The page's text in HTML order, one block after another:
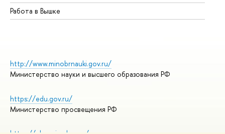
Работа в Вышке
http://www.minobrnauki.gov.ru/
Министерство науки и высшего образования РФ
https://edu.gov.ru/
Министерство просвещения РФ